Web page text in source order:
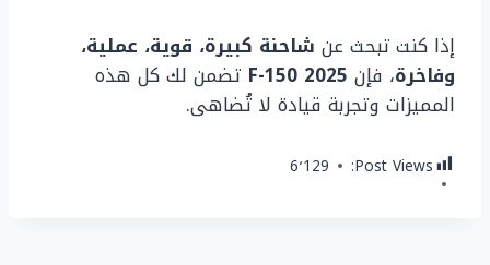
إذا كنت تبحث عن شاحنة كبيرة، قوية، عملية،
وفاخرة، فإن F-150 2025 تضمن لك كل هذه
المميزات وتجربة قيادة لا تُضاهى.
Post Views: 6٬129